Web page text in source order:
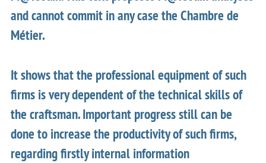
and cannot commit in any case the Chambre de
Métier.
It shows that the professional equipment of such
firms is very dependent of the technical skills of
the craftsman. Important progress still can be
done to increase the productivity of such firms,
regarding firstly internal information